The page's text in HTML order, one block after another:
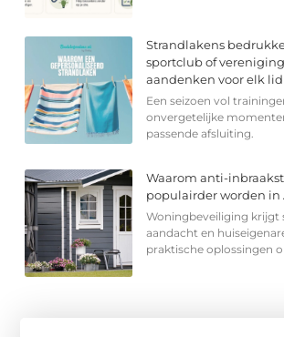
Strandlakens
sportclub of
aandenken voor elk lid
Een seizoen vol
onvergetelijke
passende afsluiting.
Waarom anti-
populairder worden in
Woningbeveiliging krijgt
aandacht en
praktische oplossingen